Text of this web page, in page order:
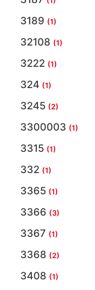
3189 (1)
32108 (1)
3222 (1)
324 (1)
3245 (2)
3300003 (1)
3315 (1)
332 (1)
3365 (1)
3366 (3)
3367 (1)
3368 (2)
3408 (1)